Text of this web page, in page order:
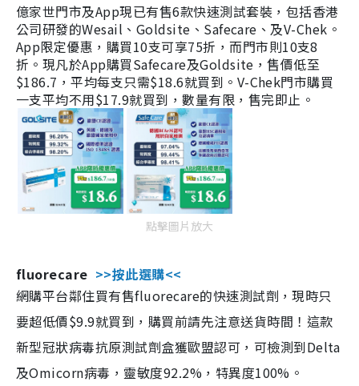
億家世門市及App現已有售6款快速測試套裝，包括香港
公司研發的Wesail、Goldsite、Safecare、及V-Chek。
App限定優惠，購買10支可享75折，而門市則10支8
折。現凡於App購買Safecare及Goldsite，售價低至
$186.7，平均每支只需$18.6就買到。V-Chek門市購買
一支平均不用$17.9就買到，數量有限，售完即止。
點擊圖片放大
fluorecare >>按此選購<<
網購平台鄰住買有售fluorecare的快速測試劑，現時只
要超低價$9.9就買到，購買前請先注意送貨時間！這款
新型冠狀病毒抗原測試劑盒獲歐盟認可，可檢測到Delta
及Omicorn病毒，靈敏度92.2%，特異度100%。